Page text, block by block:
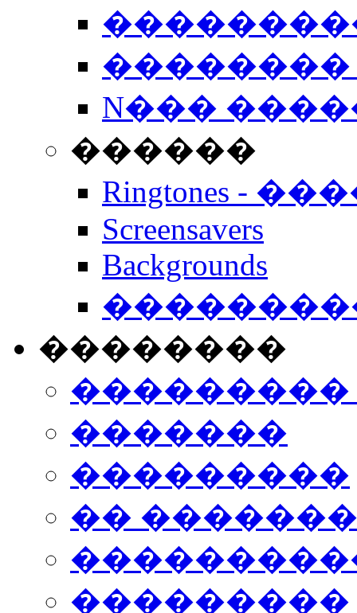
��������
N���
������
Ringtones -
Screensavers
Backgrounds
��������
���������
�������
���������
��
���������